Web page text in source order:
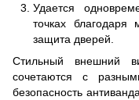
Удается
точках благодаря
защита дверей.
Стильный внешний
сочетаются с
безопасность